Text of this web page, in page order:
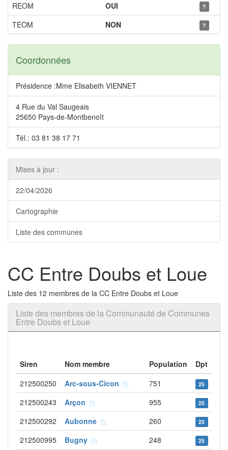
REOM
OUI ?
TEOM NON ?
Coordonnées
Présidence :Mme Elisabeth VIENNET
4 Rue du Val Saugeais
25650 Pays-de-Montbenoît
Tél.: 03 81 38 17 71
Mises à jour :
22/04/2026
Cartographie
Liste des communes
CC Entre Doubs et Loue
Liste des 12 membres de la CC Entre Doubs et Loue
Liste des membres de la Communauté de Communes
Entre Doubs et Loue
Siren Nom membre Population
Dpt
212500250
Arc-sous-Cicon 751 25
212500243 Arçon 955 25
212500292 Aubonne 260 25
212500995 Bugny 248 25